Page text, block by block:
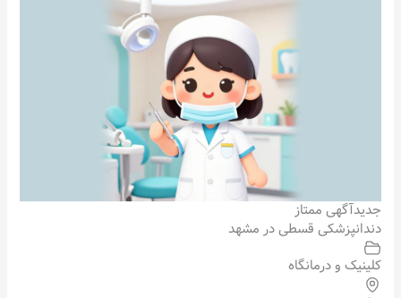
جدیدآگهی ممتاز
دندانپزشکی قسطی در مشهد
کلینیک و درمانگاه